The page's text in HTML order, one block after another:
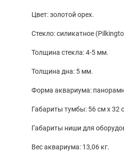
Цвет: золотой орех.
Стекло: силикатное
Толщина стекла: 4-5 мм.
Толщина дна: 5 мм.
Форма аквариума:
Габариты тумбы: 56 см x 32
Габариты ниши для
Вес аквариума: 13,06 кг.